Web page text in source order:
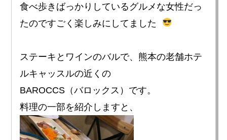
食べ歩きばっかりしているグルメな女性だっ
たのですごく楽しみにしてました
ステーキとワインのバルで、熊本の老舗ホテ
ルキャッスルの近くの
BAROCCS（バロックス）です。
料理の一部を紹介しますと、